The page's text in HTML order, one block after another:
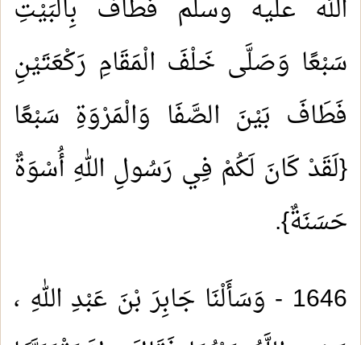
الله عليه وسلم فَطَافَ بِالْبَيْتِ
سَبْعًا وَصَلَّى خَلْفَ الْمَقَامِ رَكْعَتَيْنِ
فَطَافَ بَيْنَ الصَّفَا وَالْمَرْوَةِ سَبْعًا
{لَقَدْ كَانَ لَكُمْ فِي رَسُولِ اللهِ أُسْوَةٌ
حَسَنَةٌ}.
1646 - وَسَأَلْنَا جَابِرَ بْنَ عَبْدِ اللهِ ،